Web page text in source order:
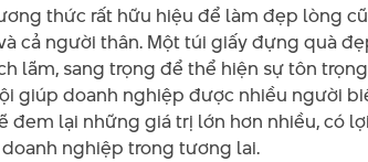
thức rất hữu hiệu để làm đẹp lòng
cả người thân. Một túi giấy đựng quà
lãm, sang trọng để thể hiện sự tôn
giúp doanh nghiệp được nhiều người
đem lại những giá trị lớn hơn nhiều, có
nghiệp trong tương lai.